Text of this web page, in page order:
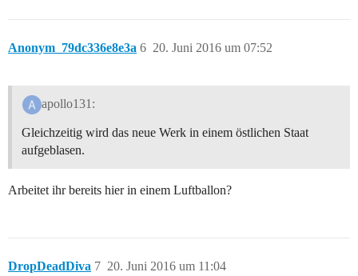
Anonym_79dc336e8e3a 20. Juni 2016 um 07:52
6
apollo131:
Gleichzeitig wird das neue Werk in einem östlichen Staat
aufgeblasen.
Arbeitet ihr bereits hier in einem Luftballon?
DropDeadDiva 20. Juni 2016 um 11:04
7